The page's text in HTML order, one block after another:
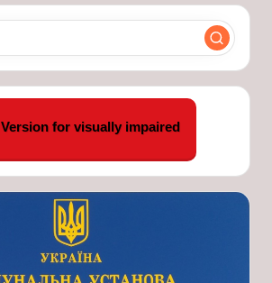
Version for visually impaired